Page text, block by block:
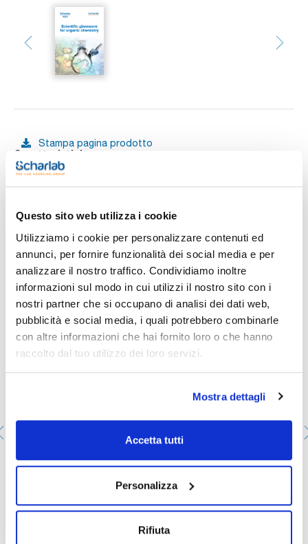
Questo sito web utilizza i cookie
Utilizziamo i cookie per personalizzare contenuti ed
annunci, per fornire funzionalità dei social media e per
analizzare il nostro traffico. Condividiamo inoltre
informazioni sul modo in cui utilizzi il nostro sito con i
nostri partner che si occupano di analisi dei dati web,
pubblicità e social media, i quali potrebbero combinarle
con altre informazioni che hai fornito loro o che hanno
raccolto dal tuo utilizzo dei loro servizi.
Mostra dettagli
Accetta tutti
Personalizza
Rifiuta
Stampa pagina prodotto
Caratteristiche
Capacità (ml) : 2000
Femmina centrale : 29/32
Femmina laterale : 14/23
Beute a fondo rotondo con due bocche smerigliate (una
Ti potrebbe interessare anche
temperatura elevata
Confezionamento: x 100 g :: Plastic bottle
Controlla le scorte
Acquista